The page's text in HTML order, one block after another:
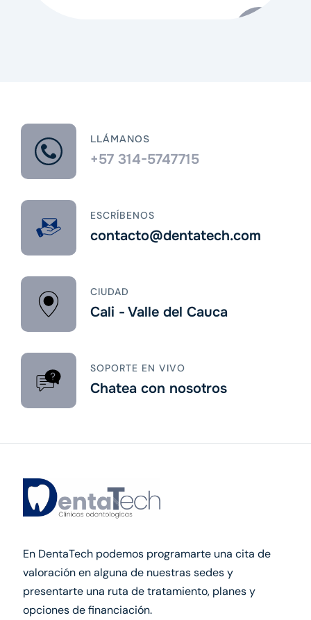
LLÁMANOS
+57 314-5747715
ESCRÍBENOS
contacto@dentatech.com
CIUDAD
Cali - Valle del Cauca
SOPORTE EN VIVO
Chatea con nosotros
En DentaTech podemos programarte una cita de
valoración en alguna de nuestras sedes y
presentarte una ruta de tratamiento, planes y
opciones de financiación.